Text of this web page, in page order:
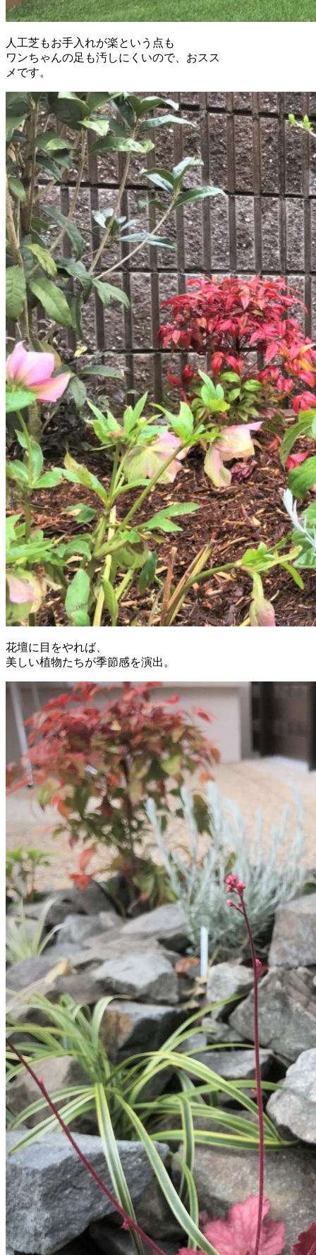
人工芝もお手入れが楽という点も
ワンちゃんの足も汚しにくいので、おスス
メです。
花壇に目をやれば、
美しい植物たちが季節感を演出。